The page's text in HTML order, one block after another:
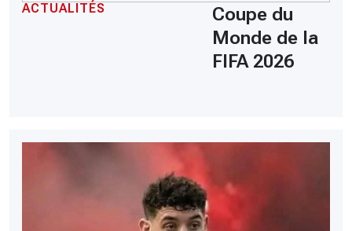
ACTUALITÉS
Coupe du
Monde de la
FIFA 2026